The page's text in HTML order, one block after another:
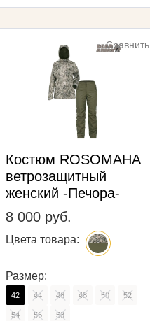
Сравнить
Костюм ROSOMAHA
ветрозащитный
женский -Печора-
8 000 руб.
Цвета товара:
Размер:
42 44 46 48 50 52
54 56 58